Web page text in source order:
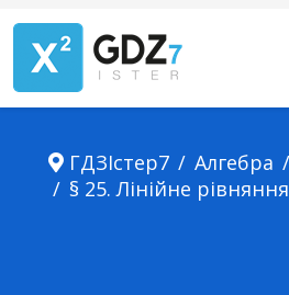
ГДЗІстер7 Алгебра
§ 25. Лінійне рівняння